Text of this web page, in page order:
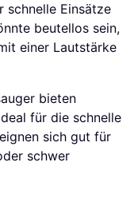
schnelle Einsätze
beutellos sein,
einer Lautstärke
bieten
für die schnelle
sich gut für
schwer